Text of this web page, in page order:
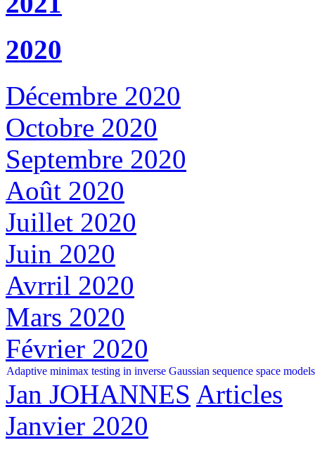
2020
Décembre 2020
Octobre 2020
Septembre 2020
Août 2020
Juillet 2020
Juin 2020
Avrril 2020
Mars 2020
Février 2020
Adaptive minimax testing in inverse Gaussian sequence space models
Jan JOHANNES Articles
Janvier 2020